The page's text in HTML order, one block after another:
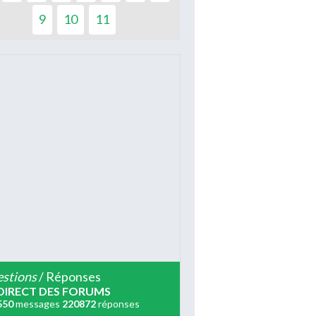
9 10 11
/ Réponses
DES FORUMS
messages 220872réponses